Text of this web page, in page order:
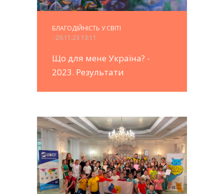
БЛАГОДІЙНІСТЬ У СВІТІ
- 29.11.23 13:11
Що для мене Україна? -
2023. Результати